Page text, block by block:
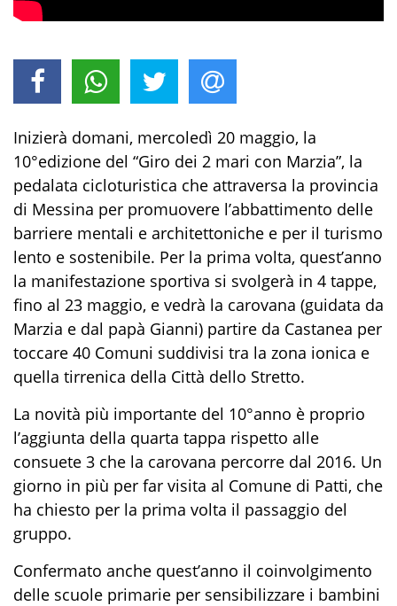
Inizierà domani, mercoledì 20 maggio, la
10°edizione del “Giro dei 2 mari con Marzia”, la
pedalata cicloturistica che attraversa la provincia
di Messina per promuovere l’abbattimento delle
barriere mentali e architettoniche e per il turismo
lento e sostenibile. Per la prima volta, quest’anno
la manifestazione sportiva si svolgerà in 4 tappe,
fino al 23 maggio, e vedrà la carovana (guidata da
Marzia e dal papà Gianni) partire da Castanea per
toccare 40 Comuni suddivisi tra la zona ionica e
quella tirrenica della Città dello Stretto.
La novità più importante del 10°anno è proprio
l’aggiunta della quarta tappa rispetto alle
consuete 3 che la carovana percorre dal 2016. Un
giorno in più per far visita al Comune di Patti, che
ha chiesto per la prima volta il passaggio del
gruppo.
Confermato anche quest’anno il coinvolgimento
delle scuole primarie per sensibilizzare i bambini